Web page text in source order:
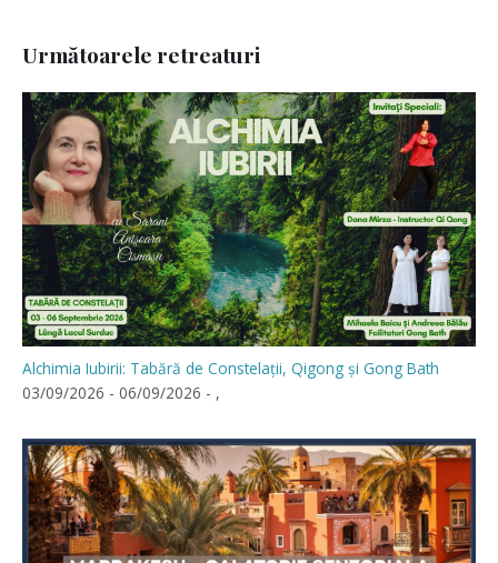
Următoarele retreaturi
Alchimia Iubirii: Tabără de Constelații, Qigong și Gong Bath
03/09/2026 - 06/09/2026 - ,